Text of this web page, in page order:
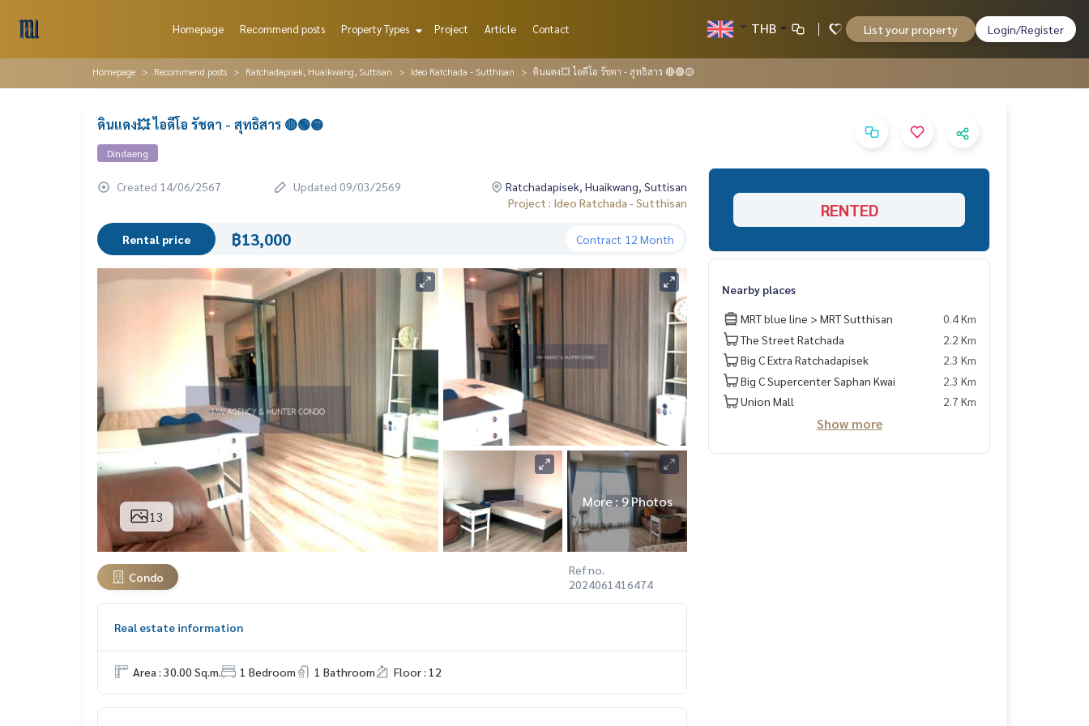
Homepage Recommend posts Property Types Project Article Contact THB List your property Login/Register
Homepage Recommend posts Ratchadapisek, Huaikwang, Suttisan Ideo Ratchada - Sutthisan ดินแดง💥 ไอดีโอ รัชดา - สุทธิสาร 🔴🟢🟡
ดินแดง💥 ไอดีโอ รัชดา - สุทธิสาร 🔴🟢🟡
Dindaeng
Created 14/06/2567 Updated 09/03/2569
Ratchadapisek, Huaikwang, Suttisan
Project : Ideo Ratchada - Sutthisan
Rental price ฿13,000 Contract 12 Month
13
More : 9 Photos
Condo
Ref no.
2024061416474
Real estate information
Area : 30.00 Sq.m. 1 Bedroom 1 Bathroom Floor : 12
RENTED
Nearby places
MRT blue line > MRT Sutthisan
0.4 Km
The Street Ratchada
2.2 Km
Big C Extra Ratchadapisek
2.3 Km
Big C Supercenter Saphan Kwai
2.3 Km
Union Mall
2.7 Km
Show more